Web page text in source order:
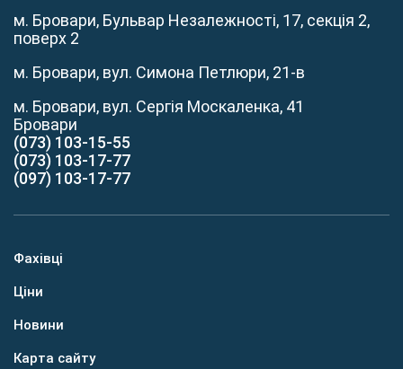
м. Бровари, Бульвар Незалежності, 17, секція 2,
поверх 2
м. Бровари, вул. Симона Петлюри, 21-в
м. Бровари, вул. Сергія Москаленка, 41
Бровари
(073) 103-15-55
(073) 103-17-77
(097) 103-17-77
Фахівці
Ціни
Новини
Карта сайту